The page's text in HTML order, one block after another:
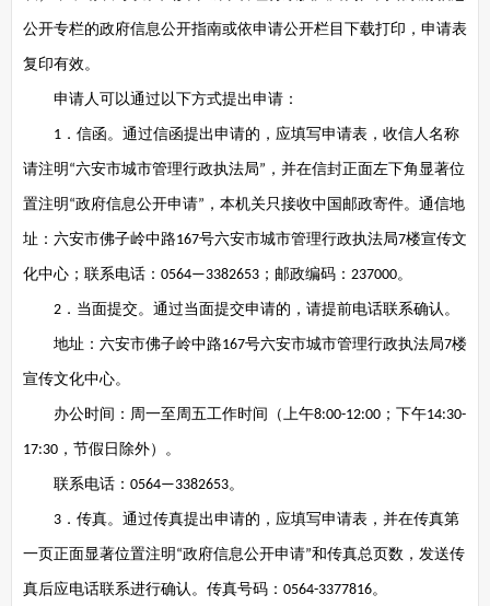
公开专栏的政府信息公开指南或依申请公开栏目下载打印，申请表
复印有效。
申请人可以通过以下方式提出申请：
1 ．信函。通过信函提出申请的，应填写申请表，收信人名称
请注明 “六安市城市管理行政执法局” ，并在信封正面左下角显著位
置注明 “政府信息公开申请” ，本机关只接收中国邮政寄件。通信地
址：六安市佛子岭中路167号六安市城市管理行政执法局7楼宣传文
化中心；联系电话： 0564—3382653 ；邮政编码： 237000。
2 ．当面提交。通过当面提交申请的，请提前电话联系确认。
地址：六安市佛子岭中路167号六安市城市管理行政执法局7楼
宣传文化中心。
办公时间：周一至周五工作时间（上午8:00-12:00 ；下午14:30-
17:30 ，节假日除外）。
联系电话： 0564—3382653。
3 ．传真。通过传真提出申请的，应填写申请表，并在传真第
一页正面显著位置注明 “政府信息公开申请”和传真总页数，发送传
真后应电话联系进行确认。传真号码： 0564-3377816。